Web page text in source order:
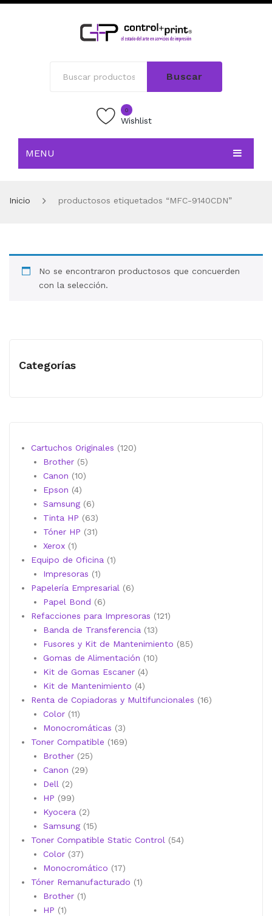
Buscar
0
Wishlist
MENU
TIENDA
CONTACTO
MI CUENTA
Inicio productosos etiquetados “MFC-9140CDN”
No se encontraron productosos que concuerden
con la selección.
Categorías
Cartuchos Originales 120120
Brother 55
productos
Canon 1010
Epson 44
productos
Samsung 66
productos
Tinta HP 6363
productos
Tóner HP 3131
Xerox 11
producto
Equipo de Oficina 11
Impresoras 11
producto
Papelería Empresarial 66
Papel Bond 66
productos
Refacciones para Impresoras 121121
Banda de Transferencia 1313
productos
Fusores y Kit de Mantenimiento 8585
Gomas de Alimentación 1010
Kit de Gomas Escaner 44
Kit de Mantenimiento 44
productos
Renta de Copiadoras y Multifuncionales 1616
Color 1111
productos
Monocromáticas 33
productos
Toner Compatible 169169
Brother 2525
Canon 2929
Dell 22
productos
HP 9999
productos
Kyocera 22
productos
Samsung 1515
productos
Toner Compatible Static Control 5454
Color 3737
productos
Monocromático 1717
productos
Tóner Remanufacturado 11
Brother 11
HP 11